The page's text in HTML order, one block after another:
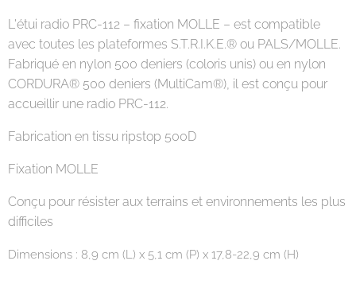
L'étui radio PRC-112 – fixation MOLLE – est compatible
avec toutes les plateformes S.T.R.I.K.E.® ou PALS/MOLLE.
Fabriqué en nylon 500 deniers (coloris unis) ou en nylon
CORDURA® 500 deniers (MultiCam®), il est conçu pour
accueillir une radio PRC-112.
Fabrication en tissu ripstop 500D
Fixation MOLLE
Conçu pour résister aux terrains et environnements les plus
difficiles
Dimensions : 8,9 cm (L) x 5,1 cm (P) x 17,8-22,9 cm (H)